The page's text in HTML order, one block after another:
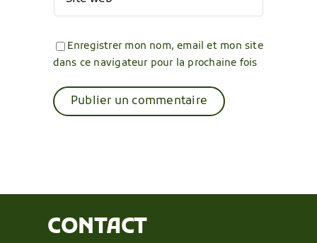
Enregistrer mon nom, email et mon site
dans ce navigateur pour la prochaine fois
CONTACT